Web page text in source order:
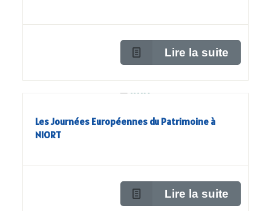
Lire la suite
Les Journées Européennes du Patrimoine à
NIORT
Lire la suite